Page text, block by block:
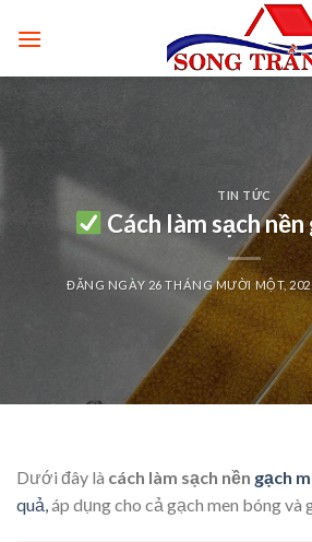
TIN TỨC
Cách làm sạch
ĐĂNG NGÀY 26 THÁNG MƯỜI MỘT,
Dưới đây là cách làm sạch nền gạch
quả,áp dụng cho cả gạch men bóng và